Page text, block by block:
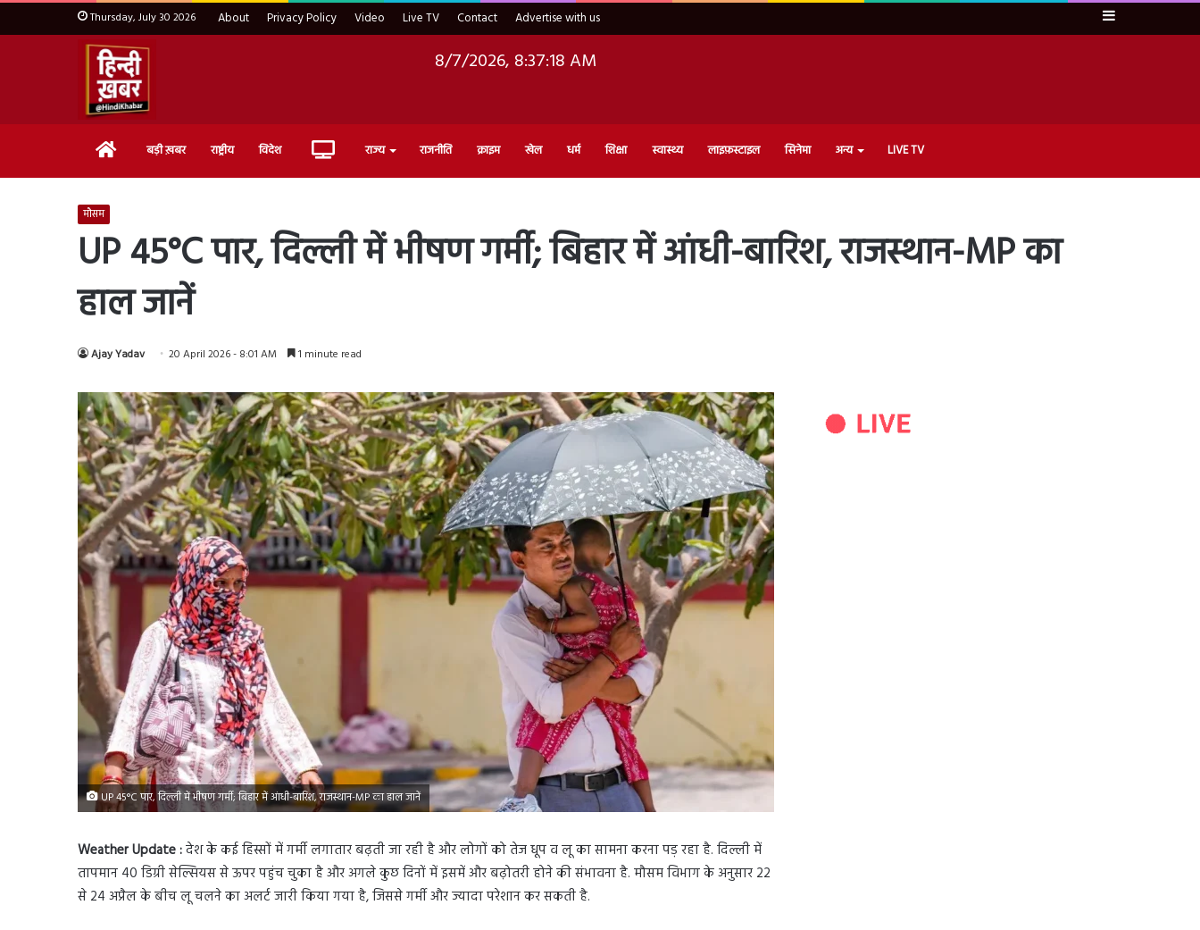
Thursday, July 30 2026 About Privacy Policy Video Live TV Contact Advertise with us Sidebar
8/7/2026, 8:37:19 AM
Home बड़ी ख़बर राष्ट्रीय विदेश Live राज्य राजनीति क्राइम खेल धर्म शिक्षा स्वास्थ्य लाइफ़स्टाइल सिनेमा अन्य LIVE TV
मौसम
UP 45°C पार, दिल्ली में भीषण गर्मी; बिहार में आंधी-बारिश, राजस्थान-MP का
हाल जानें
Ajay Yadav 20 April 2026 - 8:01 AM 1 minute read
UP 45°C पार, दिल्ली में भीषण गर्मी; बिहार में आंधी-बारिश, राजस्थान-MP का हाल जानें
Weather Update :देश के कई हिस्सों में गर्मी लगातार बढ़ती जा रही है और लोगों को तेज धूप व लू का सामना करना पड़ रहा है. दिल्ली में
तापमान 40 डिग्री सेल्सियस से ऊपर पहुंच चुका है और अगले कुछ दिनों में इसमें और बढ़ोतरी होने की संभावना है. मौसम विभाग के अनुसार 22
से 24 अप्रैल के बीच लू चलने का अलर्ट जारी किया गया है, जिससे गर्मी और ज्यादा परेशान कर सकती है.